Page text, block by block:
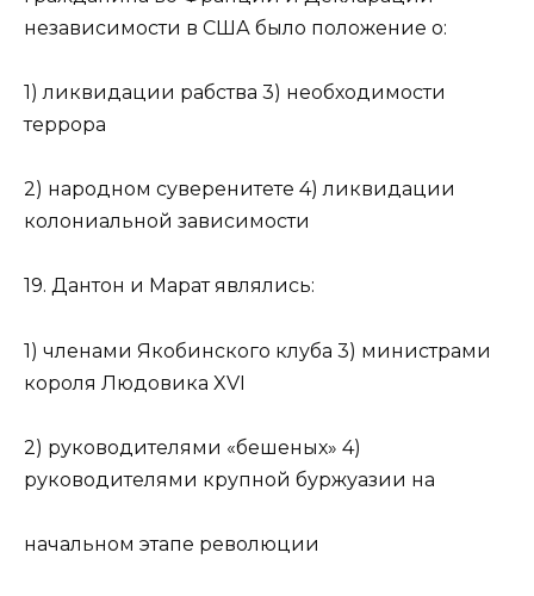
независимости в США было положение о:
1) ликвидации рабства 3) необходимости
террора
2) народном суверенитете 4) ликвидации
колониальной зависимости
19. Дантон и Марат являлись:
1) членами Якобинского клуба 3) министрами
короля Людовика XVI
2) руководителями «бешеных» 4)
руководителями крупной буржуазии на
начальном этапе революции